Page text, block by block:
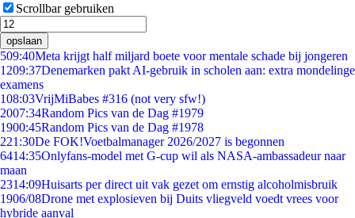
Scrollbar gebruiken
opslaan
509:40Meta krijgt half miljard boete voor mentale schade bij jongeren
1209:37Denemarken pakt AI-gebruik in scholen aan: extra mondelinge
examens
108:03VrijMiBabes #316 (not very sfw!)
2007:34Random Pics van de Dag #1979
1900:45Random Pics van de Dag #1978
221:30De FOK!Voetbalmanager 2026/2027 is begonnen
6414:35Onlyfans-model met G-cup wil als NASA-ambassadeur naar
maan
2314:09Huisarts per direct uit vak gezet om ernstig alcoholmisbruik
1906/08Drone met explosieven bij Duits vliegveld voedt vrees voor
hybride aanval